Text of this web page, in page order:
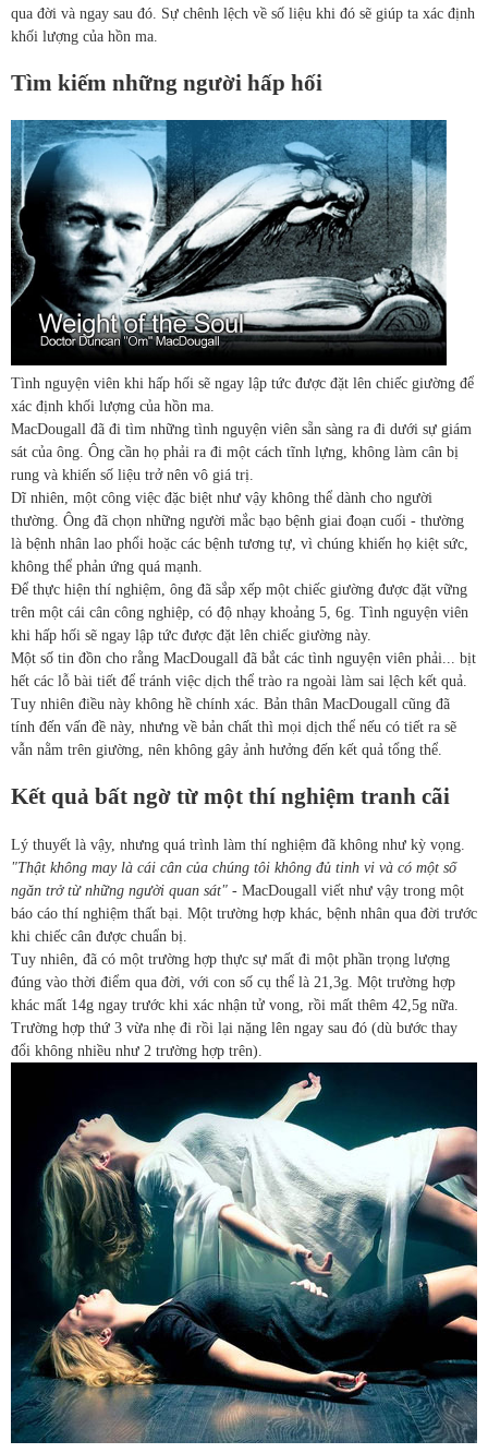
qua đời và ngay sau đó. Sự chênh lệch về số liệu khi đó sẽ giúp ta xác định
khối lượng của hồn ma.
Tìm kiếm những người hấp hối
Tình nguyện viên khi hấp hối sẽ ngay lập tức được đặt lên chiếc giường để
xác định khối lượng của hồn ma.
MacDougall đã đi tìm những tình nguyện viên sẵn sàng ra đi dưới sự giám
sát của ông. Ông cần họ phải ra đi một cách tĩnh lựng, không làm cân bị
rung và khiến số liệu trở nên vô giá trị.
Dĩ nhiên, một công việc đặc biệt như vậy không thể dành cho người
thường. Ông đã chọn những người mắc bạo bệnh giai đoạn cuối - thường
là bệnh nhân lao phổi hoặc các bệnh tương tự, vì chúng khiến họ kiệt sức,
không thể phản ứng quá mạnh.
Để thực hiện thí nghiệm, ông đã sắp xếp một chiếc giường được đặt vững
trên một cái cân công nghiệp, có độ nhạy khoảng 5, 6g. Tình nguyện viên
khi hấp hối sẽ ngay lập tức được đặt lên chiếc giường này.
Một số tin đồn cho rằng MacDougall đã bắt các tình nguyện viên phải... bịt
hết các lỗ bài tiết để tránh việc dịch thể trào ra ngoài làm sai lệch kết quả.
Tuy nhiên điều này không hề chính xác. Bản thân MacDougall cũng đã
tính đến vấn đề này, nhưng về bản chất thì mọi dịch thể nếu có tiết ra sẽ
vẫn nằm trên giường, nên không gây ảnh hưởng đến kết quả tổng thể.
Kết quả bất ngờ từ một thí nghiệm tranh cãi
Lý thuyết là vậy, nhưng quá trình làm thí nghiệm đã không như kỳ vọng.
"Thật không may là cái cân của chúng tôi không đủ tinh vi và có một số
ngăn trở từ những người quan sát" - MacDougall viết như vậy trong một
báo cáo thí nghiệm thất bại. Một trường hợp khác, bệnh nhân qua đời trước
khi chiếc cân được chuẩn bị.
Tuy nhiên, đã có một trường hợp thực sự mất đi một phần trọng lượng
đúng vào thời điểm qua đời, với con số cụ thể là 21,3g. Một trường hợp
khác mất 14g ngay trước khi xác nhận tử vong, rồi mất thêm 42,5g nữa.
Trường hợp thứ 3 vừa nhẹ đi rồi lại nặng lên ngay sau đó (dù bước thay
đổi không nhiều như 2 trường hợp trên).